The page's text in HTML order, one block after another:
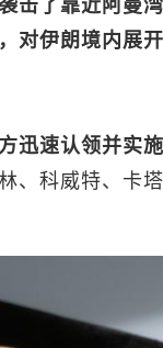
击了靠近阿曼
对伊朗境内展
迅速认领并实
、科威特、卡